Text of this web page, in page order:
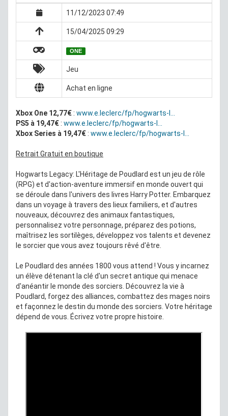
11/12/2023 07:49
15/04/2025 09:29
ONE
Jeu
Achat en ligne
Xbox One 12,77€ : www.e.leclerc/fp/hogwarts-l...
PS5 à 19,47€ : www.e.leclerc/fp/hogwarts-l...
Xbox Series à 19,47€ : www.e.leclerc/fp/hogwarts-l...
Retrait Gratuit en boutique
Hogwarts Legacy: L'Héritage de Poudlard est un jeu de rôle
(RPG) et d'action-aventure immersif en monde ouvert qui
se déroule dans l'univers des livres Harry Potter. Embarquez
dans un voyage à travers des lieux familiers, et d'autres
nouveaux, découvrez des animaux fantastiques,
personnalisez votre personnage, préparez des potions,
maîtrisez les sortilèges, développez vos talents et devenez
le sorcier que vous avez toujours rêvé d'être.
Le Poudlard des années 1800 vous attend ! Vous y incarnez
un élève détenant la clé d'un secret antique qui menace
d'anéantir le monde des sorciers. Découvrez la vie à
Poudlard, forgez des alliances, combattez des mages noirs
et façonnez le destin du monde des sorciers. Votre héritage
dépend de vous. Écrivez votre propre histoire.